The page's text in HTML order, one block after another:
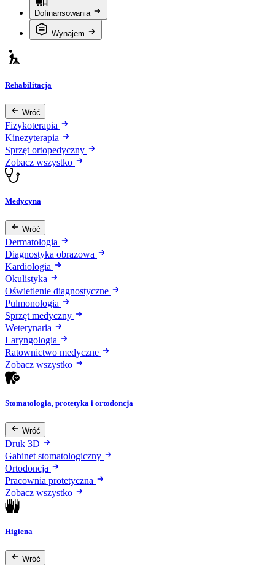
Dofinansowania
Wynajem
Rehabilitacja
Wróć
Fizykoterapia
Kinezyterapia
Sprzęt ortopedyczny
Zobacz wszystko
Medycyna
Wróć
Dermatologia
Diagnostyka obrazowa
Kardiologia
Okulistyka
Oświetlenie diagnostyczne
Pulmonologia
Sprzęt medyczny
Weterynaria
Laryngologia
Ratownictwo medyczne
Zobacz wszystko
Stomatologia, protetyka i ortodoncja
Wróć
Druk 3D
Gabinet stomatologiczny
Ortodoncja
Pracownia protetyczna
Zobacz wszystko
Higiena
Wróć